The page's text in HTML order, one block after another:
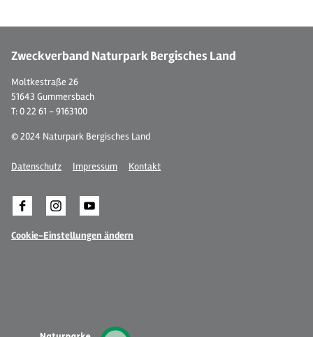
Zweckverband Naturpark Bergisches Land
Moltkestraße 26
51643 Gummersbach
T: 0 22 61 - 9163100
© 2024 Naturpark Bergisches Land
Datenschutz Impressum Kontakt
Cookie-Einstellungen ändern